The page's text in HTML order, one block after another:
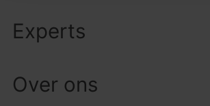
Experts
Over ons